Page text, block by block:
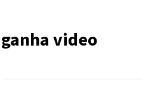
video